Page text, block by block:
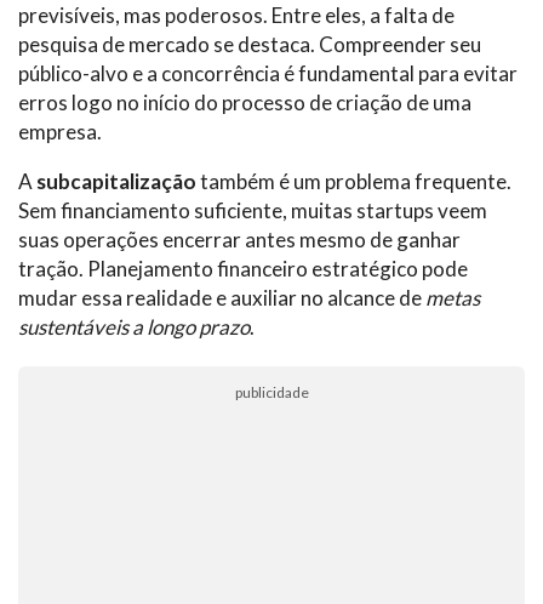
previsíveis, mas poderosos. Entre eles, a falta de
pesquisa de mercado se destaca. Compreender seu
público-alvo e a concorrência é fundamental para evitar
erros logo no início do processo de criação de uma
empresa.
A subcapitalizaçãotambém é um problema frequente.
Sem financiamento suficiente, muitas startups veem
suas operações encerrar antes mesmo de ganhar
tração. Planejamento financeiro estratégico pode
mudar essa realidade e auxiliar no alcance demetas
sustentáveis a longo prazo.
publicidade